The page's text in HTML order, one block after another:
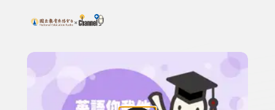
上方功能區塊
搜尋關鍵字：可輸入節目名稱、主持人或關鍵字